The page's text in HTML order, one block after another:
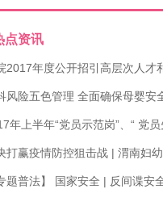
点资讯
2017年度公开招引高层次人才
风险五色管理 全面确保母婴安
年上半年“党员示范岗”、“ 党员
打赢疫情防控狙击战 | 渭南妇
题普法】 国家安全 | 反间谍安